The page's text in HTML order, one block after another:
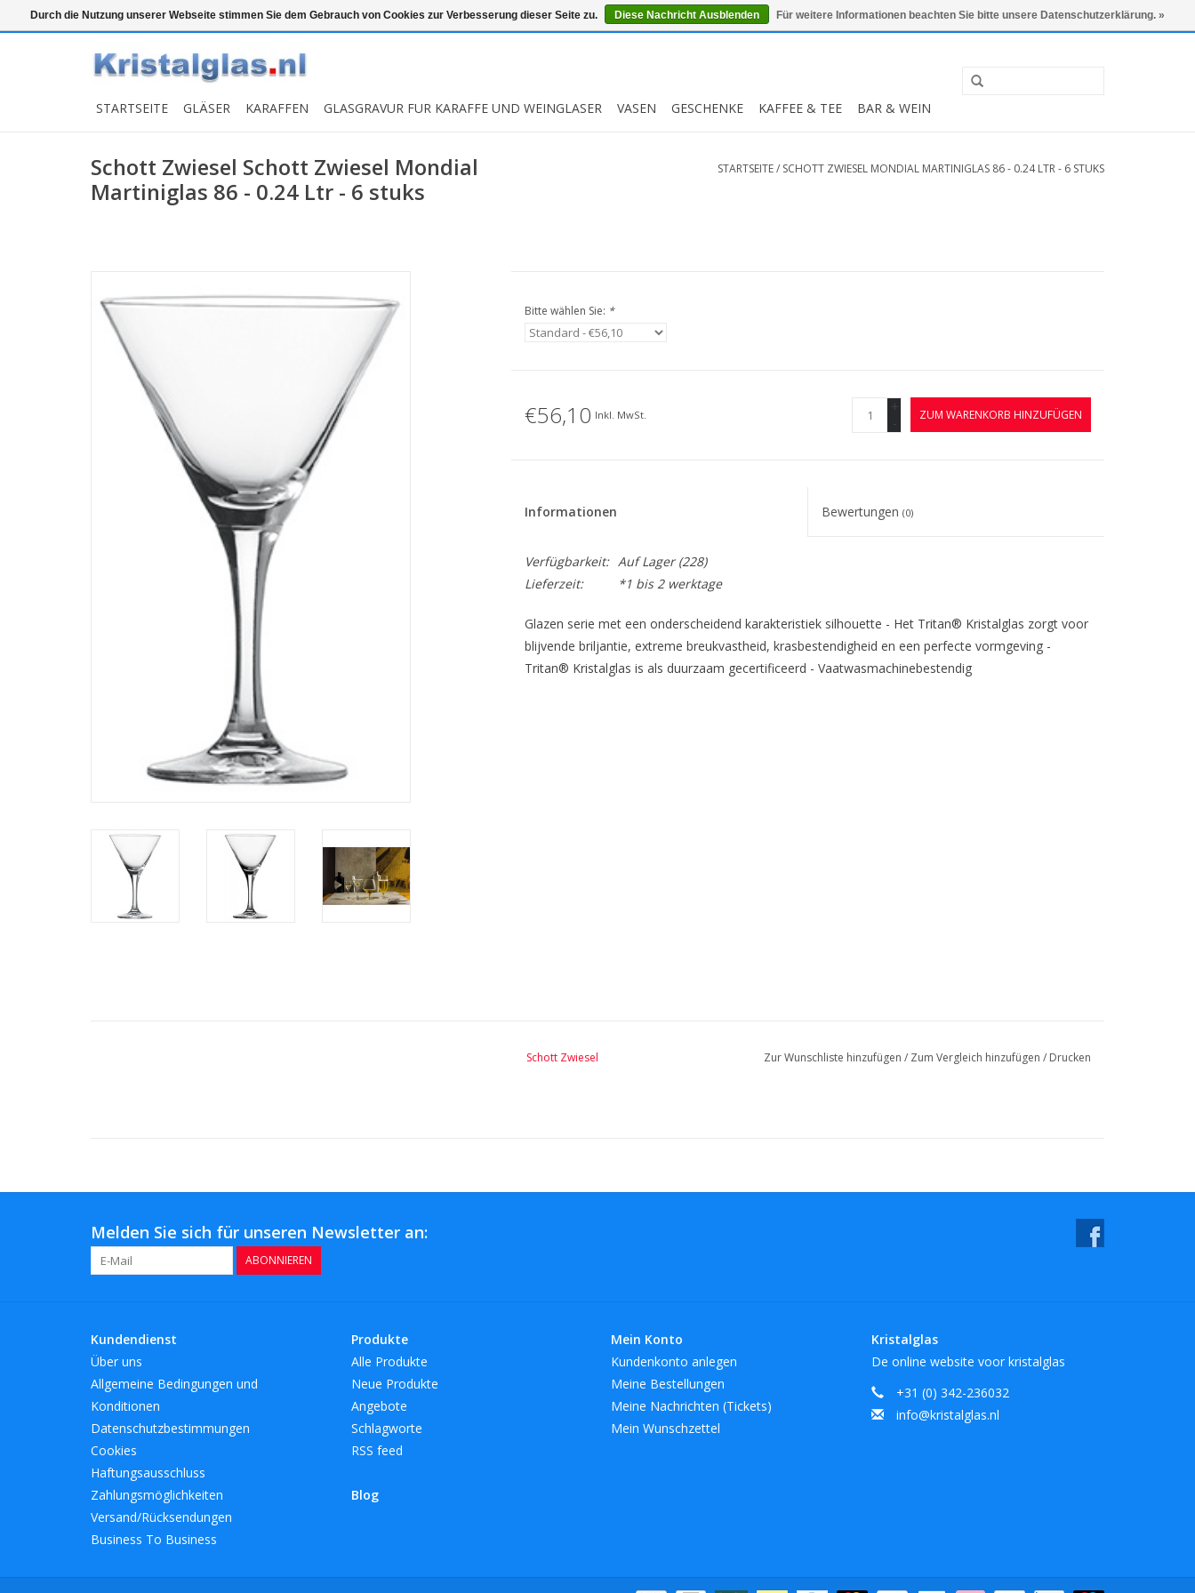
Top klasse Snelle levering Graveren 0 Artikel - €0,00 Mein Konto / Kundenkonto anlegen
STARTSEITE GLÄSER KARAFFEN GLASGRAVUR FUR KARAFFE UND WEINGLASER VASEN GESCHENKE KAFFEE & TEE BAR & WEIN
Schott Zwiesel Schott Zwiesel Mondial
Martiniglas 86 - 0.24 Ltr - 6 stuks
STARTSEITE/ SCHOTT ZWIESEL MONDIAL MARTINIGLAS 86 - 0.24 LTR - 6 STUKS
Bitte wählen Sie: *
€56,10 Inkl. MwSt.
+
-
ZUM WARENKORB HINZUFÜGEN
Informationen Bewertungen(0)
Verfügbarkeit: Auf Lager(228)
Lieferzeit:
*1 bis 2 werktage
Glazen serie met een onderscheidend karakteristiek silhouette - Het Tritan® Kristalglas zorgt voor
blijvende briljantie, extreme breukvastheid, krasbestendigheid en een perfecte vormgeving -
Tritan® Kristalglas is als duurzaam gecertificeerd - Vaatwasmachinebestendig
Schott Zwiesel Zur Wunschliste hinzufügen / Zum Vergleich hinzufügen / Drucken
Melden Sie sich für unseren Newsletter an:
ABONNIEREN
Kundendienst
Über uns
Allgemeine Bedingungen und
Konditionen
Datenschutzbestimmungen
Cookies
Haftungsausschluss
Zahlungsmöglichkeiten
Versand/Rücksendungen
Business To Business
Produkte
Alle Produkte
Neue Produkte
Angebote
Schlagworte
RSS feed
Blog
Mein Konto
Kundenkonto anlegen
Meine Bestellungen
Meine Nachrichten (Tickets)
Mein Wunschzettel
Kristalglas
De online website voor kristalglas
+31 (0) 342-236032
info@kristalglas.nl
Durch die Nutzung unserer Webseite stimmen Sie dem Gebrauch von Cookies zur Verbesserung dieser Seite zu. Diese Nachricht Ausblenden Für weitere Informationen beachten Sie bitte unsere Datenschutzerklärung. »